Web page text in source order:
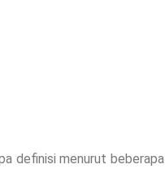
definisi menurut beberapa